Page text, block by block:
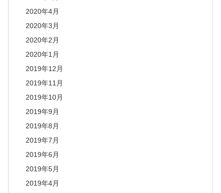
2020年4月
2020年3月
2020年2月
2020年1月
2019年12月
2019年11月
2019年10月
2019年9月
2019年8月
2019年7月
2019年6月
2019年5月
2019年4月